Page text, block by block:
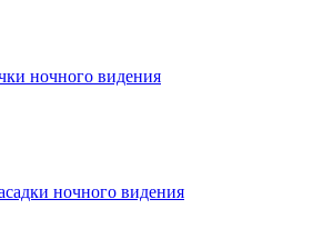
ночного видения
ночного видения